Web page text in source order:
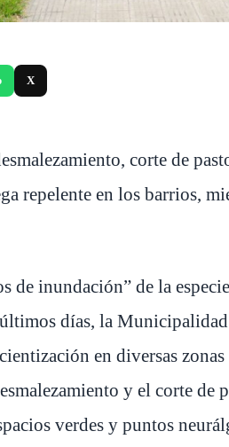
X
corte de
repelente en los barrios,
de inundación” de la
días, la
en diversas
y el corte de
verdes y puntos